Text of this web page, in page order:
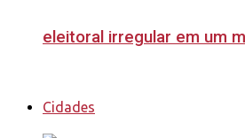
eleitoral irregular em um
Cidades